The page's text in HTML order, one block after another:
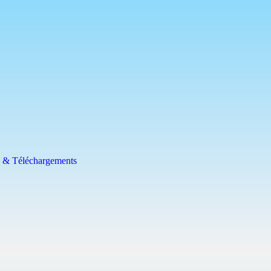
Téléchargements